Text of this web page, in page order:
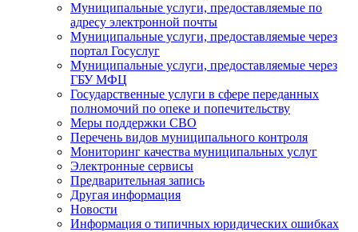
Муниципальные услуги, предоставляемые по
адресу электронной почты
Муниципальные услуги, предоставляемые через
портал Госуслуг
Муниципальные услуги, предоставляемые через
ГБУ МФЦ
Государственные услуги в сфере переданных
полномочий по опеке и попечительству
Меры поддержки СВО
Перечень видов муниципального контроля
Мониторинг качества муниципальных услуг
Электронные сервисы
Предварительная запись
Другая информация
Новости
Информация о типичных юридических ошибках